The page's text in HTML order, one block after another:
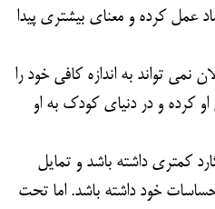
عمل کرده و معنای بیشتری پیدا
نمی تواند به اندازه کافی خود را
کرده و در دنیای کودک به او
کمتری داشته باشد و تمایل
خود داشته باشد. اما تحت